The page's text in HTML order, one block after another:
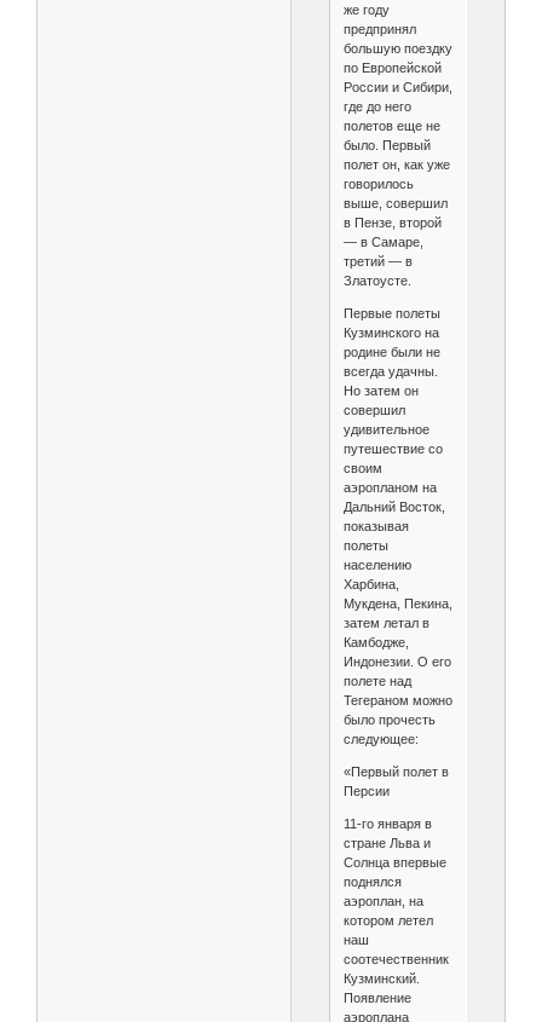
же году
предпринял
большую поездку
по Европейской
России и Сибири,
где до него
полетов еще не
было. Первый
полет он, как уже
говорилось
выше, совершил
в Пензе, второй
— в Самаре,
третий — в
Златоусте.
Первые полеты
Кузминского на
родине были не
всегда удачны.
Но затем он
совершил
удивительное
путешествие со
своим
аэропланом на
Дальний Восток,
показывая
полеты
населению
Харбина,
Мукдена, Пекина,
затем летал в
Камбодже,
Индонезии. О его
полете над
Тегераном можно
было прочесть
следующее:
«Первый полет в
Персии
11-го января в
стране Льва и
Солнца впервые
поднялся
аэроплан, на
котором летел
наш
соотечественник
Кузминский.
Появление
аэроплана